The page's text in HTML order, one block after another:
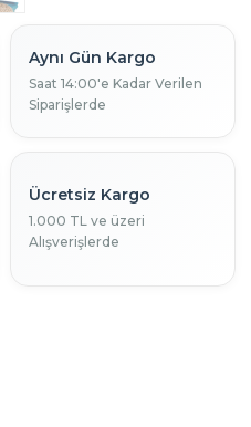
Aynı Gün Kargo
Saat 14:00'e Kadar Verilen
Siparişlerde
Ücretsiz Kargo
1.000 TL ve üzeri
Alışverişlerde